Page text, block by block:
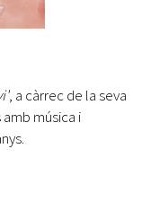
, a càrrec de la seva
música i